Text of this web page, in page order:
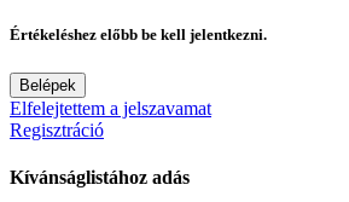
Értékeléshez előbb be kell jelentkezni.
Belépek
Elfelejtettem a jelszavamat
Regisztráció
Kívánságlistához adás